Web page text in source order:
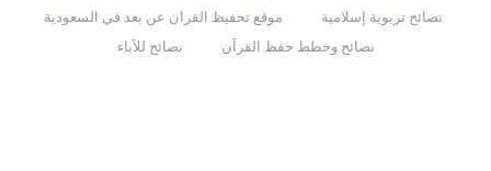
موقع تحفيظ القران عن بعد في السعودية
نصائح تربوية إسلامية
نصائح للآباء
نصائح وخطط حفظ القرآن